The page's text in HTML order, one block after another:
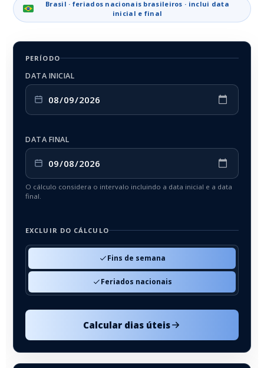
Brasil · feriados nacionais brasileiros · inclui data
inicial e final
PERÍODO
DATA INICIAL
DATA FINAL
O cálculo considera o intervalo incluindo a data inicial e a data
final.
EXCLUIR DO CÁLCULO
Fins de semana
Feriados nacionais
Calcular dias úteis